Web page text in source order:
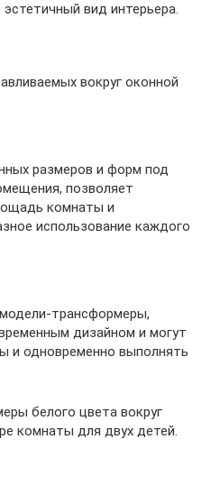
вид интерьера.
вокруг оконной
размеров и форм под
позволяет
комнаты и
использование каждого
трансформеры,
дизайном и могут
и одновременно выполнять
белого цвета вокруг
комнаты для двух детей.